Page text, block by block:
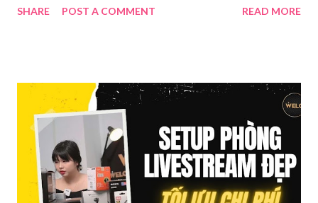
Trong bài viết dưới đây, chúng tôi sẽ giới thiệu chi tiết 12 công
mạng xã hội hoặc website theo thời gian thực. Để thực hiện
được điều này, người dùng cần đến sự hỗ trợ của những công cụ
chuyên biệt giúp xử lý hình ảnh, âm thanh, hiệu ứng và kết nối ổn
định. Những công cụ hỗ trợ livestream chuyên biệt Hiện nay,
phần mềm Livestream không chỉ phục vụ streamer hay game thủ
mà còn là trợ thủ đắc lực cho nhà bán hàng online, giáo viên,
SHARE POST A COMMENT READ MORE